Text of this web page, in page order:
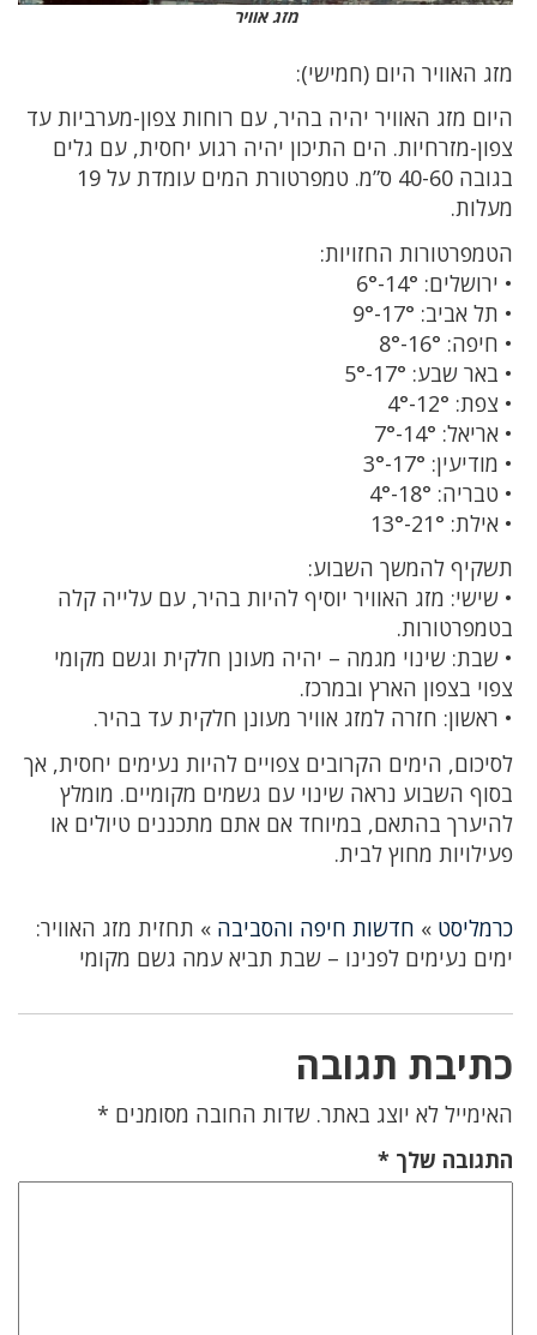
מזג אוויר
מזג האוויר היום (חמישי):
היום מזג האוויר יהיה בהיר, עם רוחות צפון-מערביות עד
צפון-מזרחיות. הים התיכון יהיה רגוע יחסית, עם גלים
בגובה 40-60 ס”מ. טמפרטורת המים עומדת על 19
מעלות.
הטמפרטורות החזויות:
• ירושלים: 14°-6°
• תל אביב: 17°-9°
• חיפה: 16°-8°
• באר שבע: 17°-5°
• צפת: 12°-4°
• אריאל: 14°-7°
• מודיעין: 17°-3°
• טבריה: 18°-4°
• אילת: 21°-13°
תשקיף להמשך השבוע:
• שישי: מזג האוויר יוסיף להיות בהיר, עם עלייה קלה
בטמפרטורות.
• שבת: שינוי מגמה – יהיה מעונן חלקית וגשם מקומי
צפוי בצפון הארץ ובמרכז.
• ראשון: חזרה למזג אוויר מעונן חלקית עד בהיר.
לסיכום, הימים הקרובים צפויים להיות נעימים יחסית, אך
בסוף השבוע נראה שינוי עם גשמים מקומיים. מומלץ
להיערך בהתאם, במיוחד אם אתם מתכננים טיולים או
פעילויות מחוץ לבית.
כרמליסט » חדשות חיפה והסביבה » תחזית מזג האוויר:
ימים נעימים לפנינו – שבת תביא עמה גשם מקומי
כתיבת תגובה
האימייל לא יוצג באתר. שדות החובה מסומנים *
התגובה שלך *